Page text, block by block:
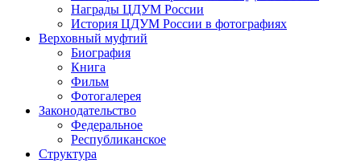
Награды ЦДУМ России
История ЦДУМ России в фотографиях
Верховный муфтий
Биография
Книга
Фильм
Фотогалерея
Законодательство
Федеральное
Республиканское
Структура